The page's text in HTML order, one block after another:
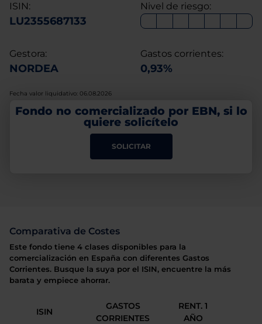
ISIN:
LU2355687133
Nivel de riesgo:
Gestora:
NORDEA
Gastos corrientes:
0,93%
Fecha valor liquidativo: 06.08.2026
Fondo no comercializado por EBN, si lo
quiere solicítelo
SOLICITAR
Comparativa de Costes
Este fondo tiene 4 clases disponibles para la
comercialización en España con diferentes Gastos
Corrientes. Busque la suya por el ISIN, encuentre la más
barata y empiece ahorrar.
ISIN
GASTOS
CORRIENTES
RENT. 1
AÑO